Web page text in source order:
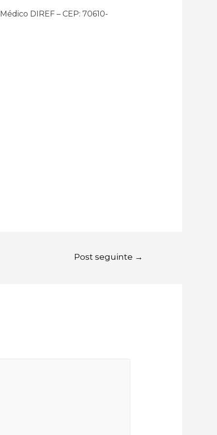
DIREF – CEP: 70610-
Post seguinte →